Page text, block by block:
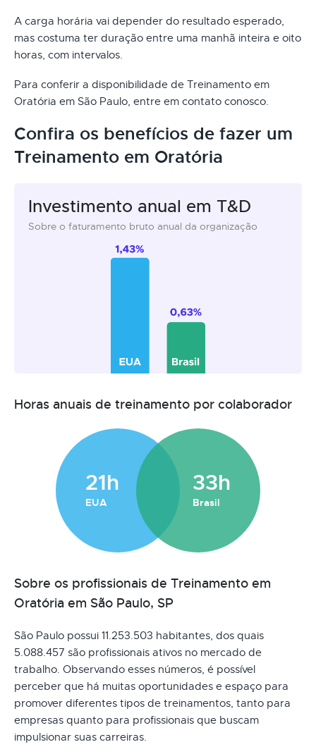
A carga horária vai depender do resultado esperado,
mas costuma ter duração entre uma manhã inteira e oito
horas, com intervalos.
Para conferir a disponibilidade de Treinamento em
Oratória em São Paulo, entre em contato conosco.
Confira os benefícios de fazer um
Treinamento em Oratória
Investimento anual em T&D
Sobre o faturamento bruto anual da organização
Horas anuais de treinamento por colaborador
21h
EUA
33h
Brasil
Sobre os profissionais de Treinamento em
Oratória em São Paulo, SP
São Paulo possui 11.253.503 habitantes, dos quais
5.088.457 são profissionais ativos no mercado de
trabalho. Observando esses números, é possível
perceber que há muitas oportunidades e espaço para
promover diferentes tipos de treinamentos, tanto para
empresas quanto para profissionais que buscam
impulsionar suas carreiras.